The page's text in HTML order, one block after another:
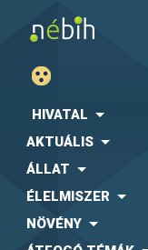
HIVATAL
AKTUÁLIS
ÁLLAT
ÉLELMISZER
NÖVÉNY